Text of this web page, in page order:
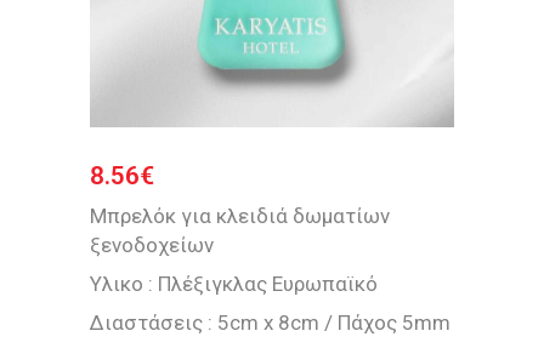
8.56€
Μπρελόκ για κλειδιά δωματίων
ξενοδοχείων
Υλικο : Πλέξιγκλας Ευρωπαϊκό
Διαστάσεις : 5cm x 8cm / Πάχος 5mm